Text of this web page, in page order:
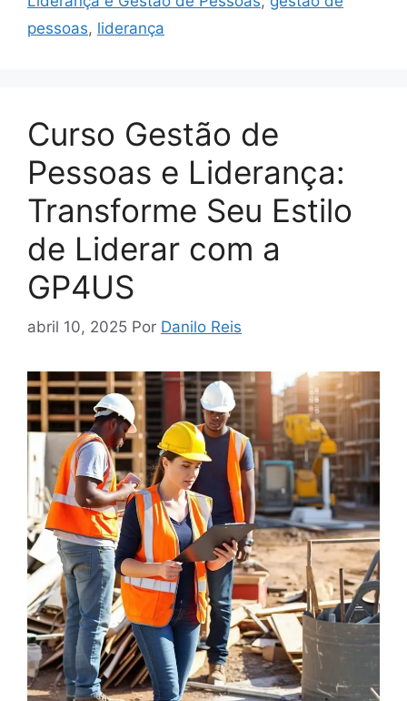
pessoas, liderança
Curso Gestão de
Pessoas e Liderança:
Transforme Seu Estilo
de Liderar com a
GP4US
abril 10, 2025 Por Danilo Reis